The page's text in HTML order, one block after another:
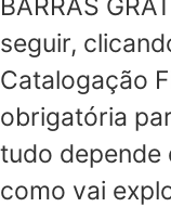
BARRAS
seguir,
Catalogação
obrigatória
tudo depende
como vai